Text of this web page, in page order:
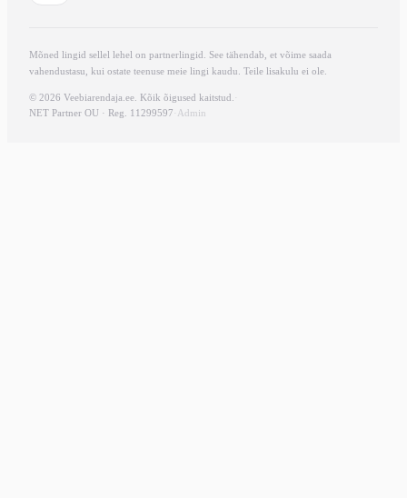
Mõned lingid sellel lehel on partnerlingid. See tähendab, et võime saada
vahendustasu, kui ostate teenuse meie lingi kaudu. Teile lisakulu ei ole.
© 2026 Veebiarendaja.ee. Kõik õigused kaitstud. ·
NET Partner OU · Reg. 11299597· Admin